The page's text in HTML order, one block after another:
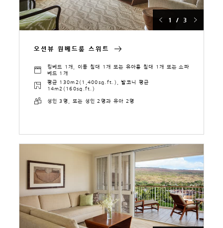
1 / 3
오션뷰 원베드룸 스위트
킹베드 1개, 이동 침대 1개 또는 유아용 침대 1개 또는 소파
베드 1개
평균 130m2(1,400sq.ft.), 발코니 평균
14m2(160sq.ft.)
성인 3명, 또는 성인 2명과 유아 2명